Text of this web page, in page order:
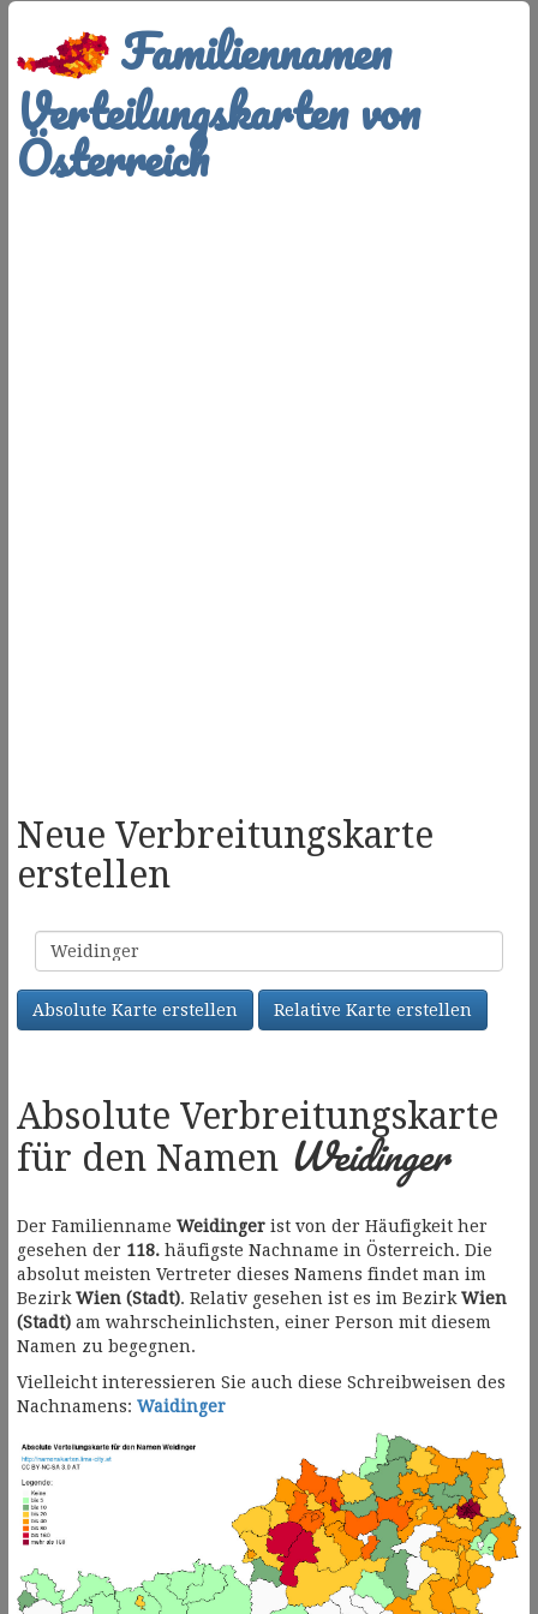
Familiennamen
Verteilungskarten von
Österreich
Neue Verbreitungskarte
erstellen
Familienname
Absolute Karte erstellen Relative Karte erstellen
Absolute Verbreitungskarte
für den Namen Weidinger
Der Familienname Weidinger ist von der Häufigkeit her
gesehen der 118. häufigste Nachname in Österreich. Die
absolut meisten Vertreter dieses Namens findet man im
Bezirk Wien (Stadt). Relativ gesehen ist es im Bezirk Wien
(Stadt) am wahrscheinlichsten, einer Person mit diesem
Namen zu begegnen.
Vielleicht interessieren Sie auch diese Schreibweisen des
Nachnamens: Waidinger